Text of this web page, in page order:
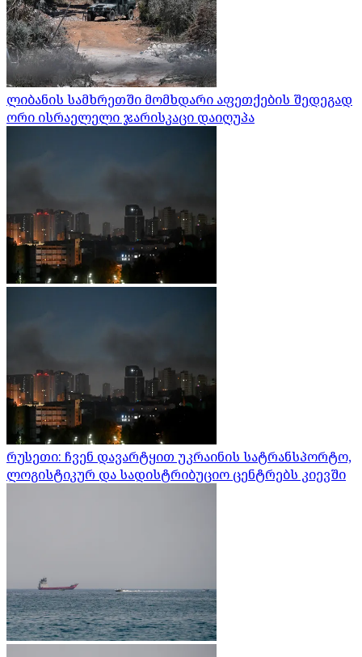
ლიბანის სამხრეთში მომხდარი აფეთქების შედეგად
ორი ისრაელელი ჯარისკაცი დაიღუპა
რუსეთი: ჩვენ დავარტყით უკრაინის სატრანსპორტო,
ლოგისტიკურ და სადისტრიბუციო ცენტრებს კიევში